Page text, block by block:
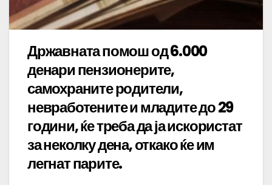
Државната помош од 6.000
денари пензионерите,
самохраните родители,
невработените и младите до 29
години, ќе треба да ја искористат
за неколку дена, откако ќе им
легнат парите.